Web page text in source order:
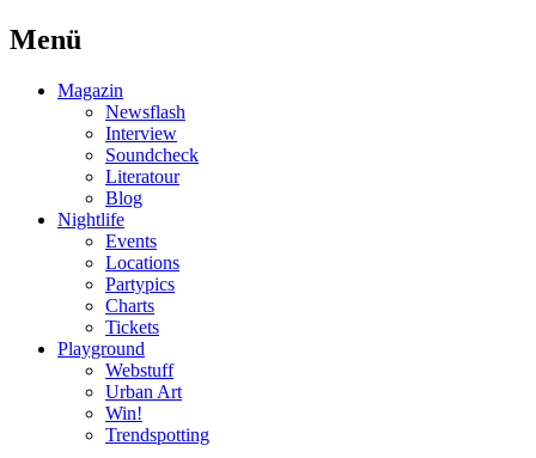
Menü
Magazin
Newsflash
Interview
Soundcheck
Literatour
Blog
Nightlife
Events
Locations
Partypics
Charts
Tickets
Playground
Webstuff
Urban Art
Win!
Trendspotting